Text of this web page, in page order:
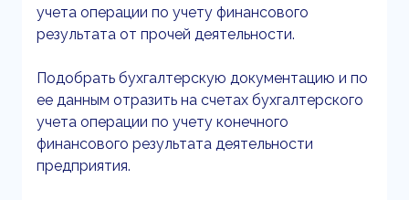
учета операции по учету финансового
результата от прочей деятельности.
Подобрать бухгалтерскую документацию и по
ее данным отразить на счетах бухгалтерского
учета операции по учету конечного
финансового результата деятельности
предприятия.